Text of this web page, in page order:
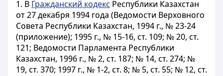
1. В Гражданский кодекс Республики Казахстан
от 27 декабря 1994 года (Ведомости Верховного
Совета Республики Казахстан, 1994 г., № 23-24
(приложение); 1995 г., № 15-16, ст. 109; № 20, ст.
121; Ведомости Парламента Республики
Казахстан, 1996 г., № 2, ст. 187; № 14, ст. 274; №
19, ст. 370; 1997 г., № 1-2, ст. 8; № 5, ст. 55; № 12, ст.